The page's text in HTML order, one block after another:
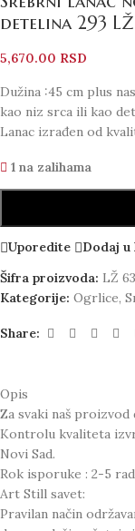
detelina 293
5,670.00 RSD
Dužina :45 cm plus
kao niz srca ili kao
Lanac izrađen od
1 na zalihama
Uporedite
Dodaj u
Šifra proizvoda: LŽ
Kategorije: Ogrlice,
Share:
Opis
Za svaki naš
Kontrolu kvaliteta
Novi Sad.
Rok isporuke : 2-5
Art Still savet:
Pravilan način